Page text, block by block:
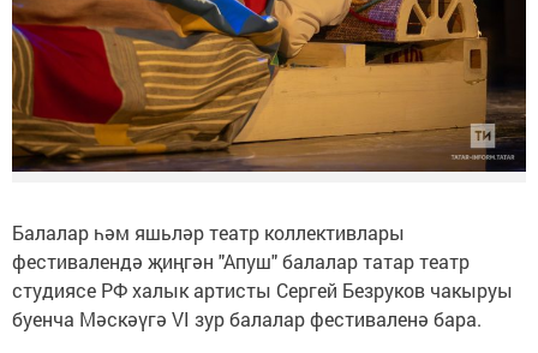
Балалар һәм яшьләр театр коллективлары
фестивалендә җиңгән "Апуш" балалар татар театр
студиясе РФ халык артисты Сергей Безруков чакыруы
буенча Мәскәүгә VI зур балалар фестиваленә бара.